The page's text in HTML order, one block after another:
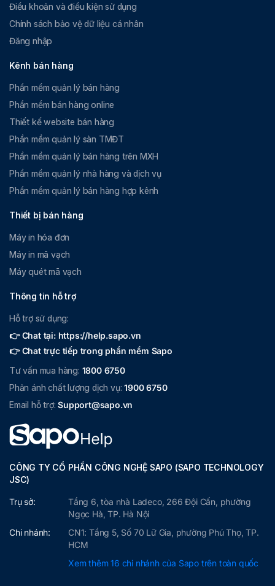
Điều khoản và điều kiện sử dụng
Chính sách bảo vệ dữ liệu cá nhân
Đăng nhập
Kênh bán hàng
Phần mềm quản lý bán hàng
Phần mềm bán hàng online
Thiết kế website bán hàng
Phần mềm quản lý sàn TMĐT
Phần mềm quản lý bán hàng trên MXH
Phần mềm quản lý nhà hàng và dịch vụ
Phần mềm quản lý bán hàng hợp kênh
Thiết bị bán hàng
Máy in hóa đơn
Máy in mã vạch
Máy quét mã vạch
Thông tin hỗ trợ
Hỗ trợ sử dụng:
👉 Chat tại: https://help.sapo.vn
👉 Chat trực tiếp trong phần mềm Sapo
Tư vấn mua hàng: 1800 6750
Phản ánh chất lượng dịch vụ:1900 6750
Email hỗ trợ:Support@sapo.vn
CÔNG TY CỔ PHẦN CÔNG NGHỆ SAPO (SAPO TECHNOLOGY
JSC)
Trụ sở:
Tầng 6, tòa nhà Ladeco, 266 Đội Cấn, phường
Ngọc Hà, TP. Hà Nội
Chi nhánh:
CN1: Tầng 5, Số 70 Lữ Gia, phường Phú Thọ, TP.
HCM
Xem thêm 16 chi nhánh của Sapo trên toàn quốc